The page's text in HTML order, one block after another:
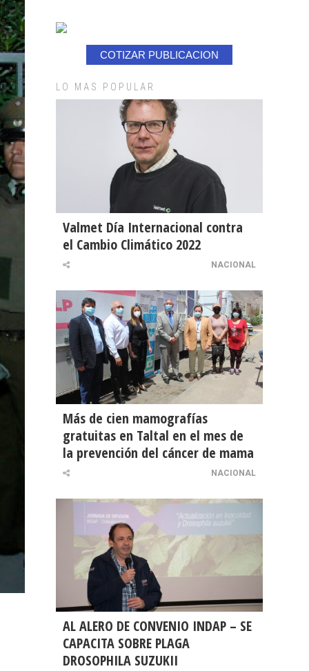
COTIZAR PUBLICACION
LO MAS POPULAR
Valmet Día Internacional contra
el Cambio Climático 2022
NACIONAL
Más de cien mamografías
gratuitas en Taltal en el mes de
la prevención del cáncer de mama
NACIONAL
AL ALERO DE CONVENIO INDAP – SE
CAPACITA SOBRE PLAGA
DROSOPHILA SUZUKII